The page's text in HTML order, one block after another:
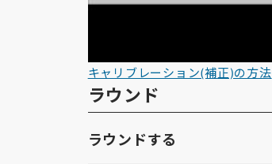
キャリブレーション(補正)の方法
ラウンド
ラウンドする